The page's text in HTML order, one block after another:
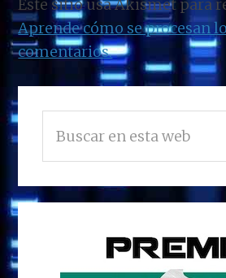
Este sitio usa Akismet para
Aprende cómo se procesan
comentarios.
BARRA
LATERAL
PRINCIPAL
en
esta
web